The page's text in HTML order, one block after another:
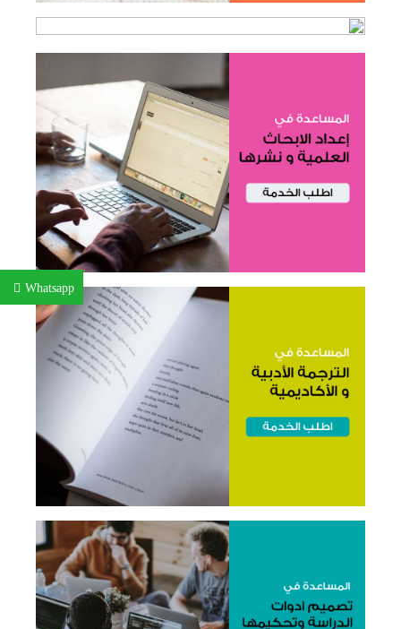
Whatsapp